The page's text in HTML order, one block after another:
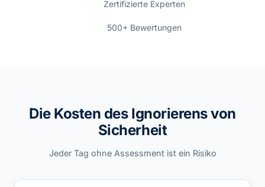
Zertifizierte Experten
500+ Bewertungen
Die Kosten des Ignorierens von
Sicherheit
Jeder Tag ohne Assessment ist ein Risiko